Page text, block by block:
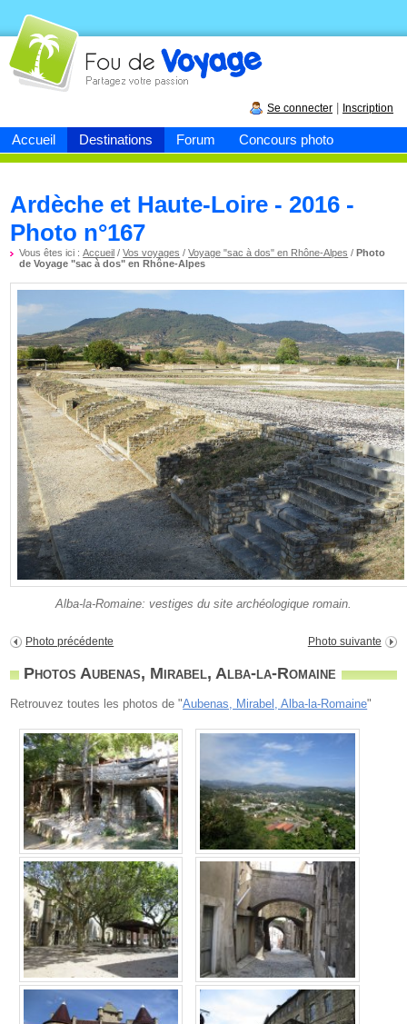
Accueil Destinations Forum Concours photo
Fou devoyage
Se connecter Inscription
Ardèche et Haute-Loire - 2016 -
Photo n°167
Vous êtes ici :Accueil /Vos voyages /Voyage "sac à dos" en Rhône-Alpes /Photo
de Voyage "sac à dos" en Rhône-Alpes
Alba-la-Romaine: vestiges du site archéologique romain.
Photo précédente Photo suivante
Photos Aubenas, Mirabel, Alba-la-Romaine
Retrouvez toutes les photos de "Aubenas, Mirabel, Alba-la-Romaine"